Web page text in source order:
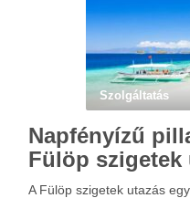
Szolgáltatás
Napfényízű
Fülöp szigetek
A Fülöp szigetek utazás